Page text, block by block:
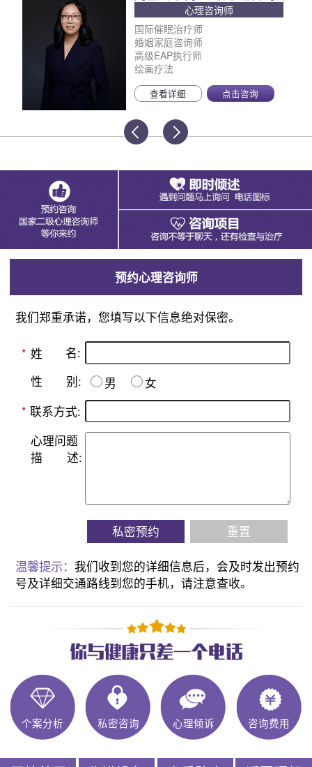
心理咨询师
国际催眠治疗师
婚姻家庭咨询师
高级EAP执行师
绘画疗法
查看详细 点击咨询
预约心理咨询师
我们郑重承诺，您填写以下信息绝对保密。
* 姓 名:
性 别: 男
女
* 联系方式:
心理问题
描
述:
私密预约 重置
温馨提示：我们收到您的详细信息后，会及时发出预约
号及详细交通路线到您的手机，请注意查收。
个案分析 私密咨询 心理倾诉 咨询费用